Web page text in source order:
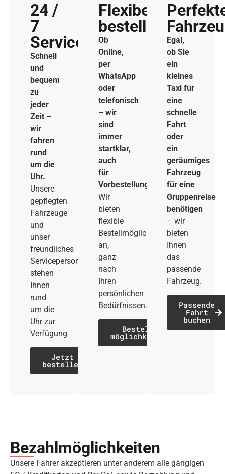
24 /
7
Service
Schnell
und
bequem
zu
jeder
Zeit –
wir
fahren
rund
um die
Uhr.
Unsere
gepflegten
Fahrzeuge
und
unser
freundliches
Servicepersonal
stehen
Ihnen
rund
um die
Uhr zur
Verfügung
Jetzt
bestellen
Flexibel
bestellen
Ob
Online,
per
WhatsApp
oder
telefonisch
– wir
sind
immer
startklar,
auch
für
Vorbestellungen.
Wir
bieten
flexible
Bestellmöglichkeiten
an,
ganz
nach
Ihren
persönlichen
Bedürfnissen.
Bestell­
möglichkeiten
Egal,
ob Sie
ein
kleines
Taxi für
eine
schnelle
Fahrt
oder
ein
geräumiges
Fahrzeug
für eine
Gruppenreise
benötigen
– wir
bieten
Ihnen
das
passende
Fahrzeug.
Passende
Fahrt
buchen
Bezahl­möglich­keiten
Unsere Fahrer akzeptieren unter anderem alle gängigen